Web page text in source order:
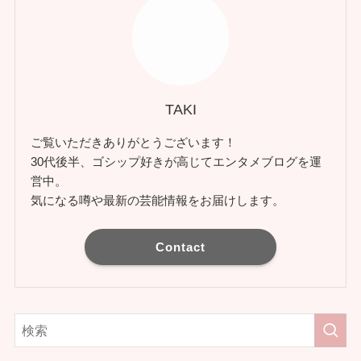
TAKI
ご覧いただきありがとうございます！
30代後半、ゴシップ好きが高じてエンタメブログを運
営中。
気になる噂や最新の芸能情報をお届けします。
Contact